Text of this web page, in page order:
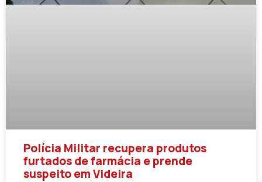
Polícia Militar recupera produtos
furtados de farmácia e prende
suspeito em Videira